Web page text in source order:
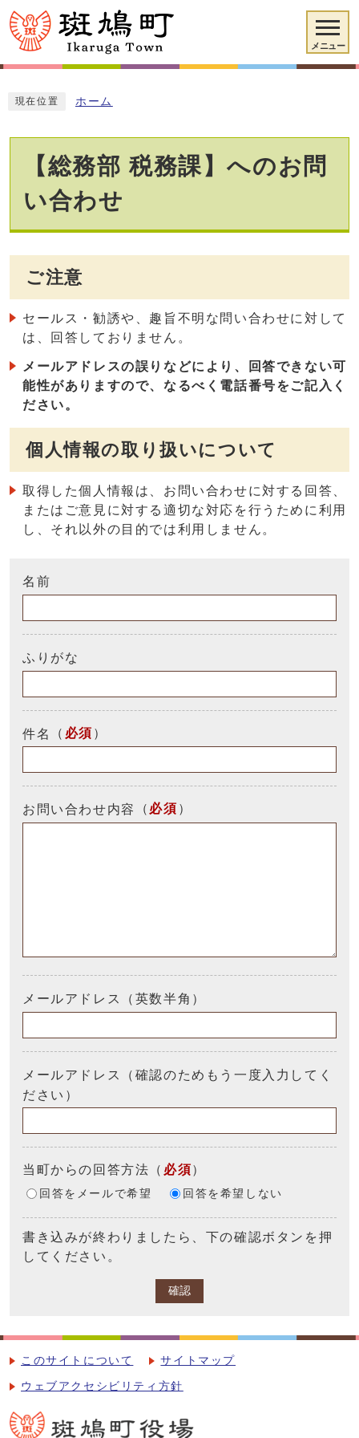
メニュー
現在位置 ホーム
【総務部 税務課】へのお問
い合わせ
ご注意
セールス・勧誘や、趣旨不明な問い合わせに対して
は、回答しておりません。
メールアドレスの誤りなどにより、回答できない可
能性がありますので、なるべく電話番号をご記入く
ださい。
個人情報の取り扱いについて
取得した個人情報は、お問い合わせに対する回答、
またはご意見に対する適切な対応を行うために利用
し、それ以外の目的では利用しません。
名前
ふりがな
件名 （ 必須 ）
お問い合わせ内容 （ 必須 ）
メールアドレス（英数半角）
メールアドレス（確認のためもう一度入力してく
ださい）
当町からの回答方法 （ 必須）
回答をメールで希望 回答を希望しない
書き込みが終わりましたら、下の確認ボタンを押
してください。
確認
このサイトについて サイトマップ
ウェブアクセシビリティ方針